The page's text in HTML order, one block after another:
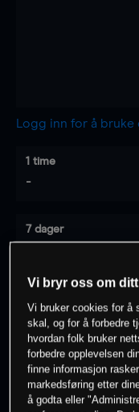
Logg inn for å
1 time
-
7 dager
0% av
Vi bryr oss om
Vi bruker cookies for å
skal, og for å forbedre
hvordan folk bruker
forbedre opplevelsen
finne informasjon
markedsføring etter
å godta eller